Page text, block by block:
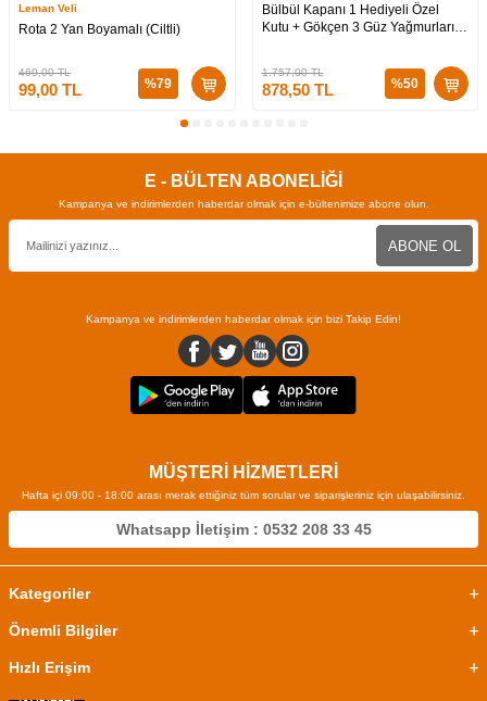
Leman Veli
Rota 2 Yan Boyamalı (Ciltli)
469,00TL
99,00 TL %79
Bülbül Kapanı 1 Hediyeli Özel
Kutu + Gökçen 3 Güz Yağmurları
1.757,00TL
878,50TL %50
E - BÜLTEN ABONELİĞİ
Kampanya ve indirimlerden haberdar olmak için e-bültenimize abone olun.
ABONE OL
Kampanya ve indirimlerden haberdar olmak için bizi Takip Edin!
MÜŞTERİ HİZMETLERİ
Hafta içi 09:00 - 18:00 arası merak ettiğiniz tüm sorular ve siparişleriniz için ulaşabilirsiniz.
Whatsapp İletişim : 0532 208 33 45
Kategoriler
Önemli Bilgiler
Hızlı Erişim